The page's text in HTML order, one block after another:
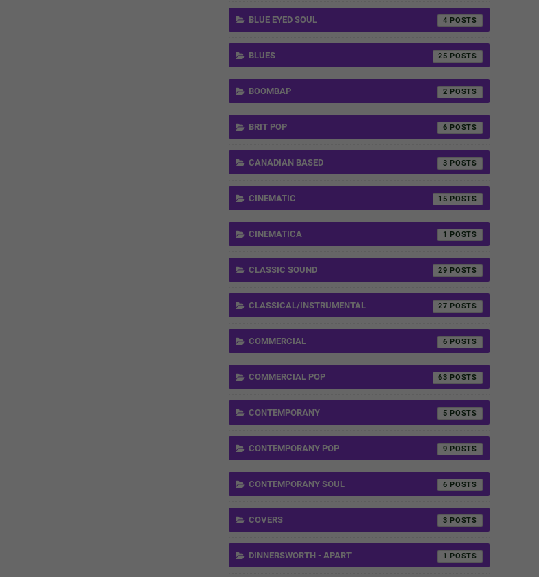
BLUE EYED SOUL 4
BLUES 25
BOOMBAP 2
BRIT POP 6
CANADIAN BASED 3
CINEMATIC 15
CINEMATICA 1
CLASSIC SOUND 29
CLASSICAL/INSTRUMENTAL 27
COMMERCIAL 6
COMMERCIAL POP 63
CONTEMPORANY 5
CONTEMPORANY POP 9
CONTEMPORANY SOUL 6
COVERS 3
DINNERSWORTH - APART 1